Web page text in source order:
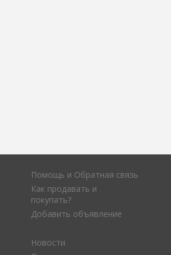
Помощь и Обратная связь
Как продавать и
покупать?
Добавить объявление
Новости